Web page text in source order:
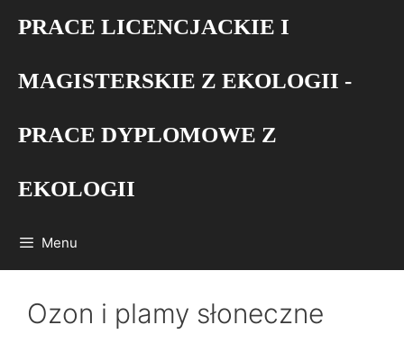
PRACE LICENCJACKIE I
MAGISTERSKIE Z EKOLOGII -
PRACE DYPLOMOWE Z
EKOLOGII
Menu
Ozon i plamy słoneczne